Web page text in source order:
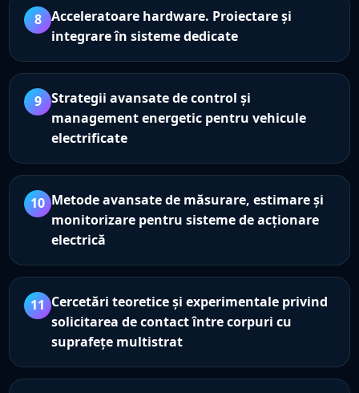
8 Acceleratoare hardware. Proiectare și
integrare în sisteme dedicate
9 Strategii avansate de control și
management energetic pentru vehicule
electrificate
10 Metode avansate de măsurare, estimare și
monitorizare pentru sisteme de acționare
electrică
11 Cercetări teoretice și experimentale privind
solicitarea de contact între corpuri cu
suprafețe multistrat